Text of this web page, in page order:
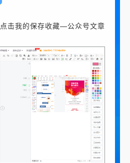
击我的保存收藏—公众号文章